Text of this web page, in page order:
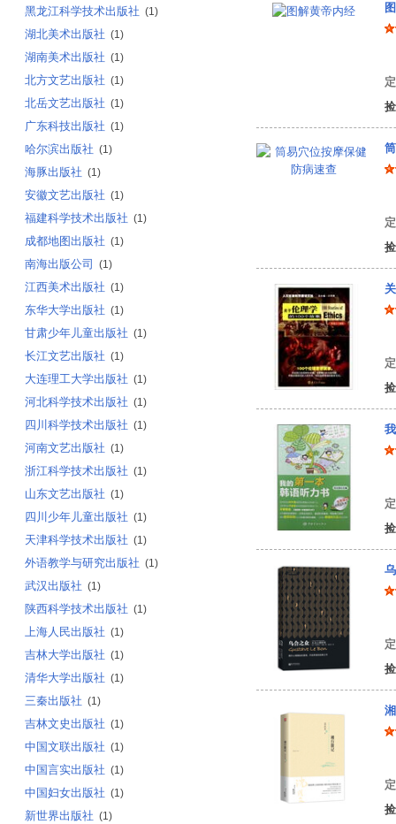
黑龙江科学技术出版社 (1)
湖北美术出版社 (1)
湖南美术出版社 (1)
北方文艺出版社 (1)
北岳文艺出版社 (1)
广东科技出版社 (1)
哈尔滨出版社 (1)
海豚出版社 (1)
安徽文艺出版社 (1)
福建科学技术出版社 (1)
成都地图出版社 (1)
南海出版公司 (1)
江西美术出版社 (1)
东华大学出版社 (1)
甘肃少年儿童出版社 (1)
长江文艺出版社 (1)
大连理工大学出版社 (1)
河北科学技术出版社 (1)
四川科学技术出版社 (1)
河南文艺出版社 (1)
浙江科学技术出版社 (1)
山东文艺出版社 (1)
四川少年儿童出版社 (1)
天津科学技术出版社 (1)
外语教学与研究出版社 (1)
武汉出版社 (1)
陕西科学技术出版社 (1)
上海人民出版社 (1)
吉林大学出版社 (1)
清华大学出版社 (1)
三秦出版社 (1)
吉林文史出版社 (1)
中国文联出版社 (1)
中国言实出版社 (1)
中国妇女出版社 (1)
新世界出版社 (1)